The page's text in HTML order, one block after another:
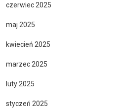
czerwiec 2025
maj 2025
kwiecień 2025
marzec 2025
luty 2025
styczeń 2025